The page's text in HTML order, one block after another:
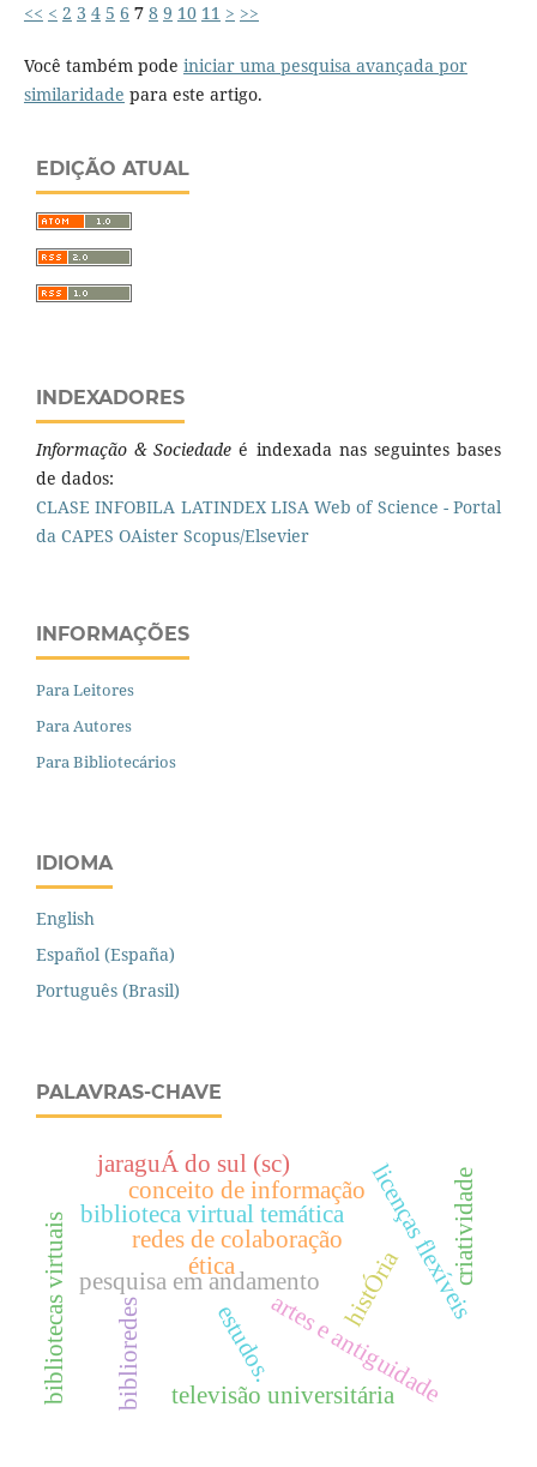
<< < 2 3 4 5 6 7 8 9 10 11 > >>
Você também pode iniciar uma pesquisa avançada por
similaridade para este artigo.
EDIÇÃO ATUAL
INDEXADORES
Informação & Sociedadeé indexada nas seguintes bases
de dados:
CLASE INFOBILA LATINDEX LISA Web of Science - Portal
da CAPES OAister Scopus/Elsevier
INFORMAÇÕES
Para Leitores
Para Autores
Para Bibliotecários
IDIOMA
English
Español (España)
Português (Brasil)
PALAVRAS-CHAVE
redes de colaboração
pesquisa em andamento
estudos.
televisão universitária
bibliotecas virtuais artes e antiguidade
biblioteca virtual temática
conceito de informaçãolicenças flexíveis
criatividade
histÓria
biblioredes
jaraguÁ do sul (sc)
ética